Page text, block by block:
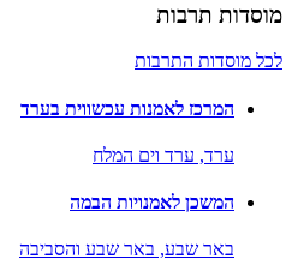
מוסדות תרבות
לכל מוסדות התרבות
המרכז לאמנות עכשווית בערד
ערד, ערד וים המלח
המשכן לאמנויות הבמה
באר שבע, באר שבע והסביבה